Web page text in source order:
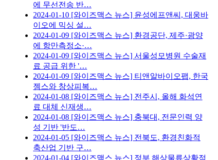
에 무선전송 반…
2024-01-10 [와이즈맥스 뉴스] 윤성에프앤씨, 대웅바
이오에 믹싱 설…
2024-01-09 [와이즈맥스 뉴스] 환경공단, 제주·광양
에 항만측정소·…
2024-01-09 [와이즈맥스 뉴스] 서울성모병원 수술재
료 공급 위한 '…
2024-01-09 [와이즈맥스 뉴스] 티앤알바이오팹, 한국
젬스와 창상피복…
2024-01-08 [와이즈맥스 뉴스] 전주시, 올해 화석연
료 대체 신재생…
2024-01-08 [와이즈맥스 뉴스] 충북대, 전문인력 양
성 기반 '반도…
2024-01-05 [와이즈맥스 뉴스] 전북도, 환경친화적
축산업 기반 구…
2024-01-04 [와이즈맥스 뉴스] 정부 해상물류상황점